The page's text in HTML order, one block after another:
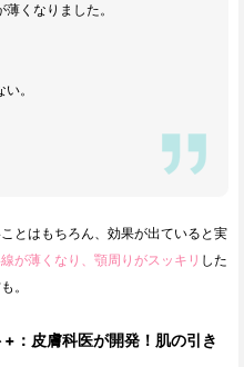
くなりました。
。
とはもちろん、効果が出ていると実
が薄くなり、顎周りがスッキリ した
。
：皮膚科医が開発！肌の引き